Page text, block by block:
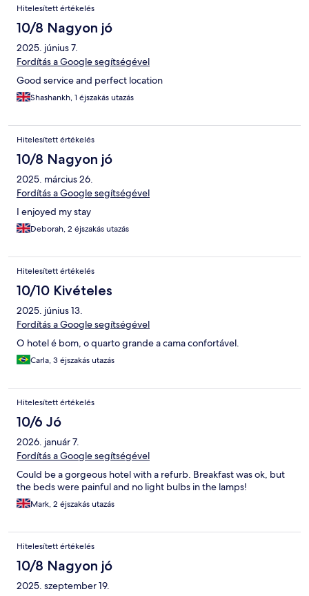
Hitelesített értékelés
10/8 Nagyon jó
2025. június 7.
Fordítás a Google segítségével
Good service and perfect location
Shashankh, 1 éjszakás utazás
Hitelesített értékelés
10/8 Nagyon jó
2025. március 26.
Fordítás a Google segítségével
I enjoyed my stay
Deborah, 2 éjszakás utazás
Hitelesített értékelés
10/10 Kivételes
2025. június 13.
Fordítás a Google segítségével
O hotel é bom, o quarto grande a cama confortável.
Carla, 3 éjszakás utazás
Hitelesített értékelés
10/6 Jó
2026. január 7.
Fordítás a Google segítségével
Could be a gorgeous hotel with a refurb. Breakfast was ok, but
the beds were painful and no light bulbs in the lamps!
Mark, 2 éjszakás utazás
Hitelesített értékelés
10/8 Nagyon jó
2025. szeptember 19.